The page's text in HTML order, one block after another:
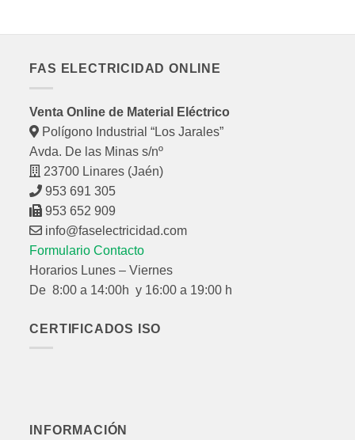
FAS ELECTRICIDAD ONLINE
Venta Online de Material Eléctrico
Polígono Industrial “Los Jarales”
Avda. De las Minas s/nº
23700 Linares (Jaén)
953 691 305
953 652 909
info@faselectricidad.com
Formulario Contacto
Horarios Lunes – Viernes
De 8:00 a 14:00h y 16:00 a 19:00 h
CERTIFICADOS ISO
INFORMACIÓN